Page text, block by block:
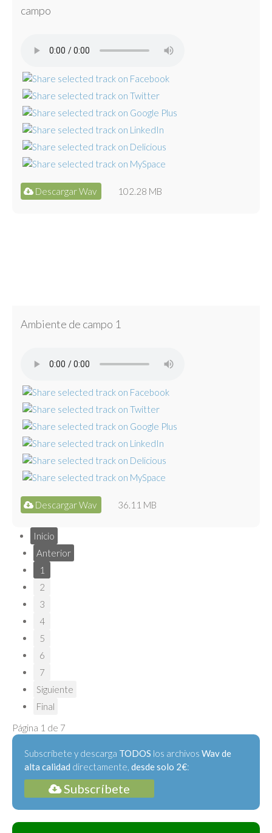
campo
Descargar Wav 102.28 MB
Ambiente de campo 1
Descargar Wav 36.11 MB
Inicio
Anterior
1
2
3
4
5
6
7
Siguiente
Final
Página 1 de 7
Subscríbete y descarga TODOS los archivos Wav de
alta calidad directamente, desde solo 2€:
Subscríbete